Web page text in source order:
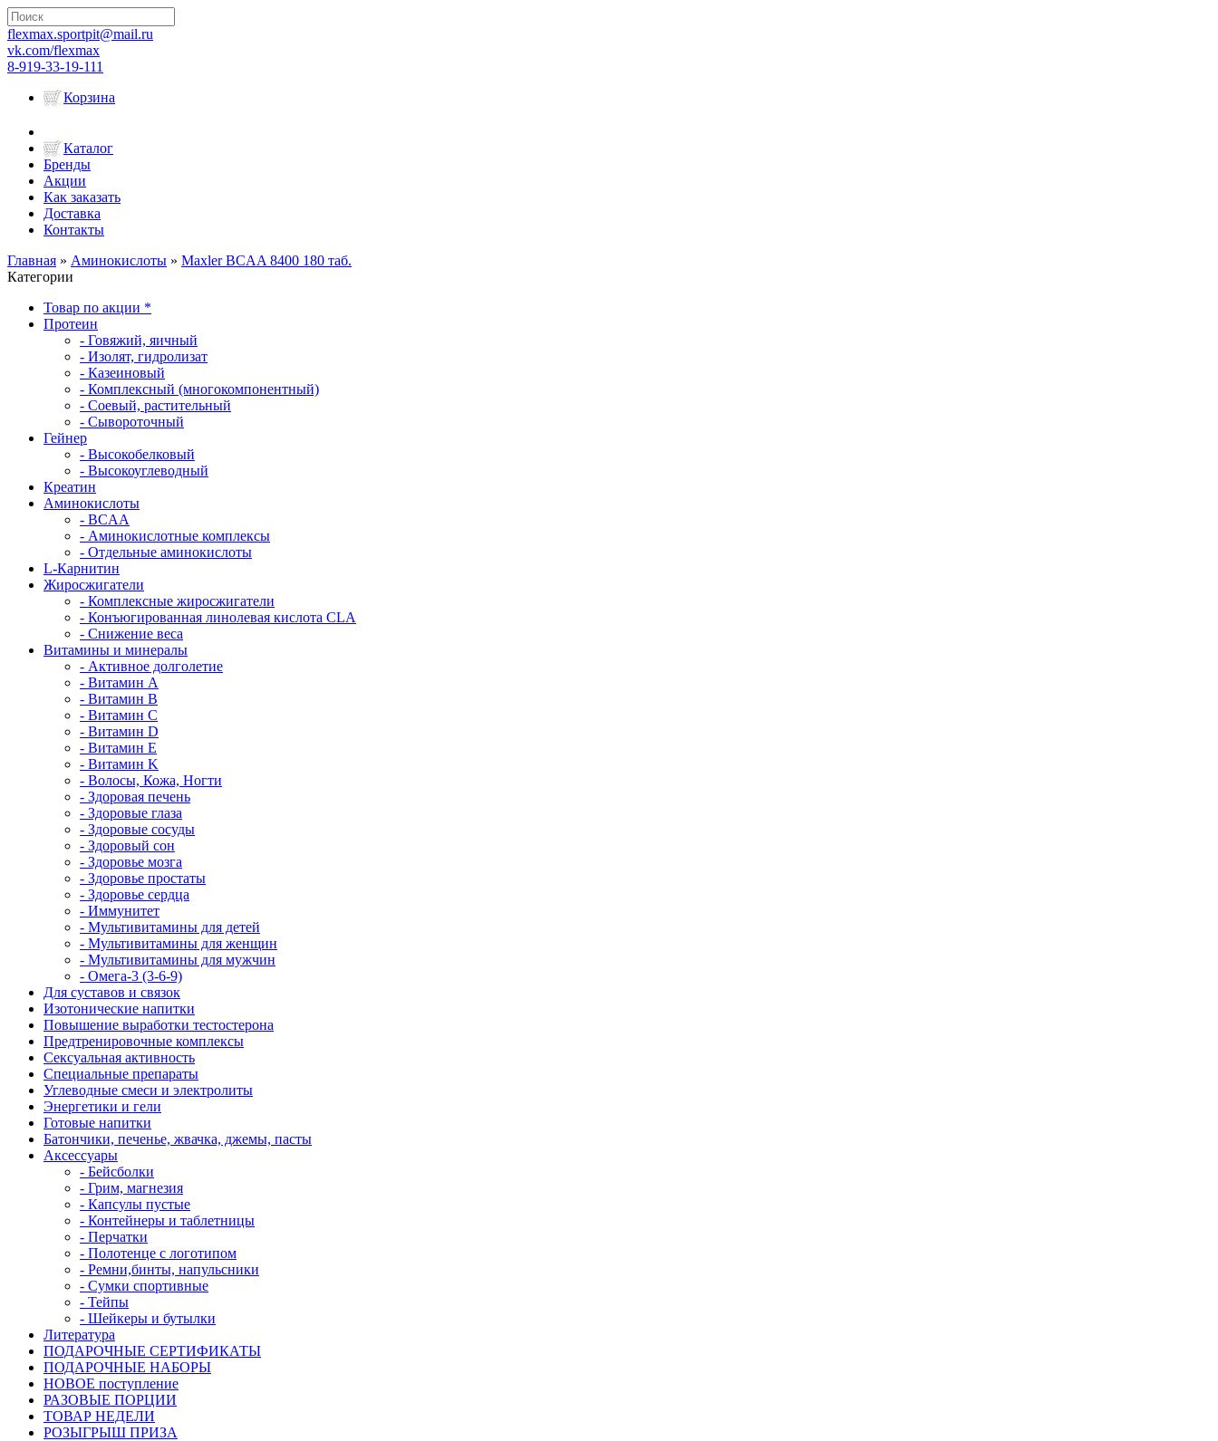
flexmax.sportpit@mail.ru
vk.com/flexmax
8-919-33-19-111
Корзина
Каталог
Бренды
Акции
Как заказать
Доставка
Контакты
Главная » Аминокислоты » Maxler BCAA 8400 180 таб.
Категории
Товар по акции *
Протеин
- Говяжий, яичный
- Изолят, гидролизат
- Казеиновый
- Комплексный (многокомпонентный)
- Соевый, растительный
- Сывороточный
Гейнер
- Высокобелковый
- Высокоуглеводный
Креатин
Аминокислоты
- BCAA
- Аминокислотные комплексы
- Отдельные аминокислоты
L-Карнитин
Жиросжигатели
- Комплексные жиросжигатели
- Конъюгированная линолевая кислота CLA
- Снижение веса
Витамины и минералы
- Активное долголетие
- Витамин A
- Витамин B
- Витамин C
- Витамин D
- Витамин E
- Витамин K
- Волосы, Кожа, Ногти
- Здоровая печень
- Здоровые глаза
- Здоровые сосуды
- Здоровый сон
- Здоровье мозга
- Здоровье простаты
- Здоровье сердца
- Иммунитет
- Мультивитамины для детей
- Мультивитамины для женщин
- Мультивитамины для мужчин
- Омега-3 (3-6-9)
Для суставов и связок
Изотонические напитки
Повышение выработки тестостерона
Предтренировочные комплексы
Сексуальная активность
Специальные препараты
Углеводные смеси и электролиты
Энергетики и гели
Готовые напитки
Батончики, печенье, жвачка, джемы, пасты
Аксессуары
- Бейсболки
- Грим, магнезия
- Капсулы пустые
- Контейнеры и таблетницы
- Перчатки
- Полотенце с логотипом
- Ремни,бинты, напульсники
- Сумки спортивные
- Тейпы
- Шейкеры и бутылки
Литература
ПОДАРОЧНЫЕ СЕРТИФИКАТЫ
ПОДАРОЧНЫЕ НАБОРЫ
НОВОЕ поступление
РАЗОВЫЕ ПОРЦИИ
ТОВАР НЕДЕЛИ
РОЗЫГРЫШ ПРИЗА